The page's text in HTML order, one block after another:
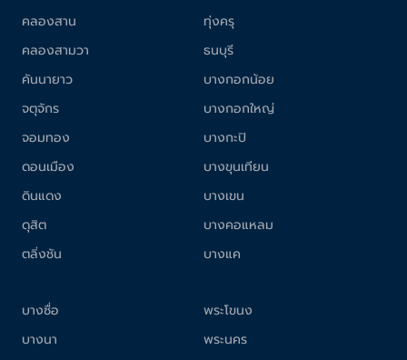
คลองสาน
คลองสามวา
คันนายาว
จตุจักร
จอมทอง
ดอนเมือง
ดินแดง
ดุสิต
ตลิ่งชัน
ทุ่งครุ
ธนบุรี
บางกอกน้อย
บางกอกใหญ่
บางกะปิ
บางขุนเทียน
บางเขน
บางคอแหลม
บางแค
บางซื่อ
บางนา
พระโขนง
พระนคร